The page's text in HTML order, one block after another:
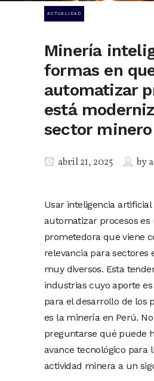
ACTUALIDAD
Minería
formas en
automatizar
está
sector minero
abril 21, 2025 by
Usar inteligencia artificial
automatizar procesos es
prometedora que viene
relevancia para sectores
muy diversos. Esta
industrias cuyo aporte
para el desarrollo de los
es la minería en Perú.
preguntarse qué puede
avance tecnológico para
actividad minera a un